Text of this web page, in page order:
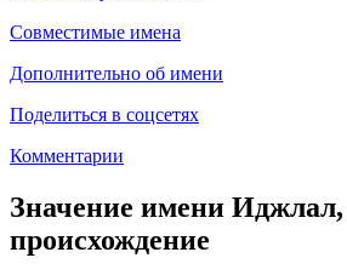
Совместимые имена
Дополнительно об имени
Поделиться в соцсетях
Комментарии
Значение имени Иджлал,
происхождение